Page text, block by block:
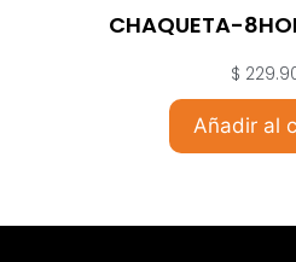
CHAQUETA-
$
Añadir al